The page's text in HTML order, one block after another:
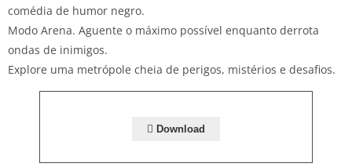
comédia de humor negro.
Modo Arena. Aguente o máximo possível enquanto derrota
ondas de inimigos.
Explore uma metrópole cheia de perigos, mistérios e desafios.
Download